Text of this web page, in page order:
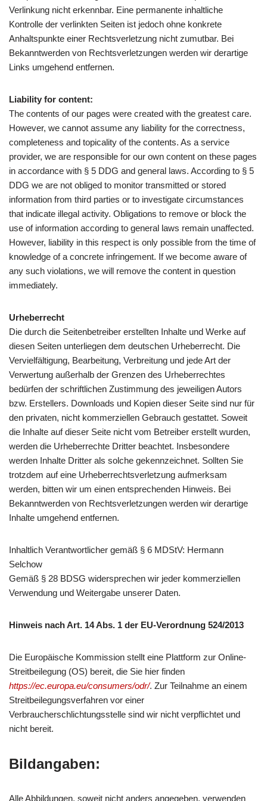
Verlinkung nicht erkennbar. Eine permanente inhaltliche
Kontrolle der verlinkten Seiten ist jedoch ohne konkrete
Anhaltspunkte einer Rechtsverletzung nicht zumutbar. Bei
Bekanntwerden von Rechtsverletzungen werden wir derartige
Links umgehend entfernen.
Liability for content:
The contents of our pages were created with the greatest care.
However, we cannot assume any liability for the correctness,
completeness and topicality of the contents. As a service
provider, we are responsible for our own content on these pages
in accordance with § 5 DDG and general laws. According to § 5
DDG we are not obliged to monitor transmitted or stored
information from third parties or to investigate circumstances
that indicate illegal activity. Obligations to remove or block the
use of information according to general laws remain unaffected.
However, liability in this respect is only possible from the time of
knowledge of a concrete infringement. If we become aware of
any such violations, we will remove the content in question
immediately.
Urheberrecht
Die durch die Seitenbetreiber erstellten Inhalte und Werke auf
diesen Seiten unterliegen dem deutschen Urheberrecht. Die
Vervielfältigung, Bearbeitung, Verbreitung und jede Art der
Verwertung außerhalb der Grenzen des Urheberrechtes
bedürfen der schriftlichen Zustimmung des jeweiligen Autors
bzw. Erstellers. Downloads und Kopien dieser Seite sind nur für
den privaten, nicht kommerziellen Gebrauch gestattet. Soweit
die Inhalte auf dieser Seite nicht vom Betreiber erstellt wurden,
werden die Urheberrechte Dritter beachtet. Insbesondere
werden Inhalte Dritter als solche gekennzeichnet. Sollten Sie
trotzdem auf eine Urheberrechtsverletzung aufmerksam
werden, bitten wir um einen entsprechenden Hinweis. Bei
Bekanntwerden von Rechtsverletzungen werden wir derartige
Inhalte umgehend entfernen.
Inhaltlich Verantwortlicher gemäß § 6 MDStV: Hermann
Selchow
Gemäß § 28 BDSG widersprechen wir jeder kommerziellen
Verwendung und Weitergabe unserer Daten.
Hinweis nach Art. 14 Abs. 1 der EU-Verordnung 524/2013
Die Europäische Kommission stellt eine Plattform zur Online-
Streitbeilegung (OS) bereit, die Sie hier finden
https://ec.europa.eu/consumers/odr/. Zur Teilnahme an einem
Streitbeilegungsverfahren vor einer
Verbraucherschlichtungsstelle sind wir nicht verpflichtet und
nicht bereit.
Bildangaben:
Alle Abbildungen, soweit nicht anders angegeben, verwenden